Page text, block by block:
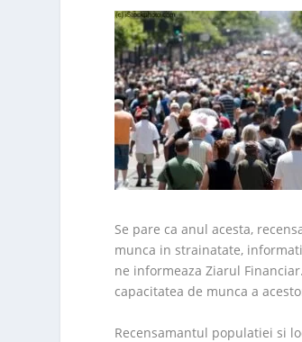
Se pare ca anul acesta,
munca in strainatate,
ne informeaza Ziarul
capacitatea de munca a
Recensamantul populatiei si